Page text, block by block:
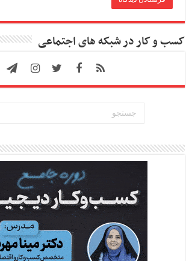
کسب و کار در شبکه های اجتماعی